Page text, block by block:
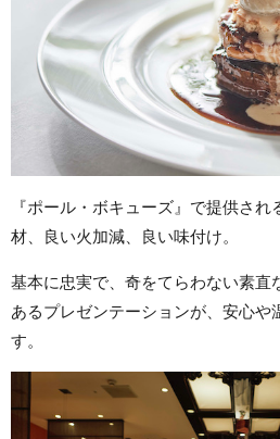
『ポール・ボキューズ』で提供さ
材、良い火加減、良い味付け。
基本に忠実で、奇をてらわない素直
あるプレゼンテーションが、安心や
す。